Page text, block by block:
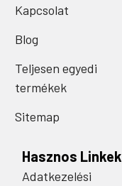
Kapcsolat
Blog
Teljesen egyedi
termékek
Sitemap
Hasznos Linkek
Adatkezelési